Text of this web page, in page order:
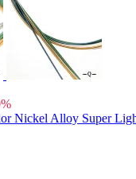
Nickel Alloy Super